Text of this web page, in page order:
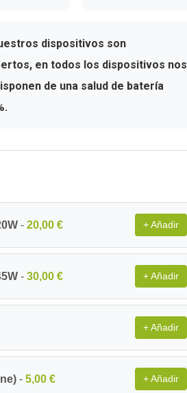
dispositivos son
en todos los dispositivos nos
de una salud de batería
- 20,00 € + Añadir
- 30,00 € + Añadir
+ Añadir
- 5,00 € + Añadir